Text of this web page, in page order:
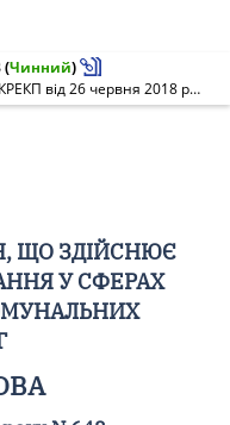
(Чинний)
Про внесення змін до постанови НКРЕКП від 26 червня 2018 року N 567
ЩО ЗДІЙСНЮЄ
У СФЕРАХ